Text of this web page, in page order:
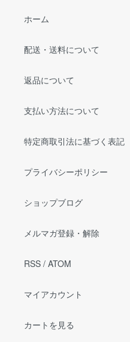
ホーム
配送・送料について
返品について
支払い方法について
特定商取引法に基づく表記
プライバシーポリシー
ショップブログ
メルマガ登録・解除
RSS / ATOM
マイアカウント
カートを見る